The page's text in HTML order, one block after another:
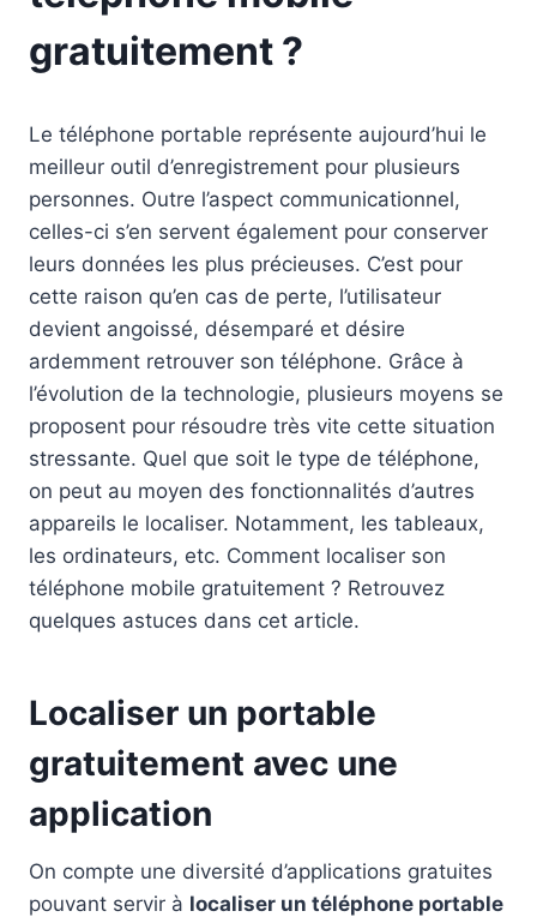
gratuitement ?
Le téléphone portable représente aujourd’hui le
meilleur outil d’enregistrement pour plusieurs
personnes. Outre l’aspect communicationnel,
celles-ci s’en servent également pour conserver
leurs données les plus précieuses. C’est pour
cette raison qu’en cas de perte, l’utilisateur
devient angoissé, désemparé et désire
ardemment retrouver son téléphone. Grâce à
l’évolution de la technologie, plusieurs moyens se
proposent pour résoudre très vite cette situation
stressante. Quel que soit le type de téléphone,
on peut au moyen des fonctionnalités d’autres
appareils le localiser. Notamment, les tableaux,
les ordinateurs, etc. Comment localiser son
téléphone mobile gratuitement ? Retrouvez
quelques astuces dans cet article.
Localiser un portable
gratuitement avec une
application
On compte une diversité d’applications gratuites
pouvant servir à localiser un téléphone portable